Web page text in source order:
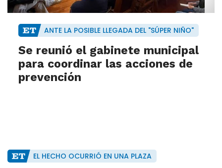
ANTE LA POSIBLE LLEGADA DEL "SÚPER NIÑO"
Se reunió el gabinete municipal
para coordinar las acciones de
prevención
EL HECHO OCURRIÓ EN UNA PLAZA